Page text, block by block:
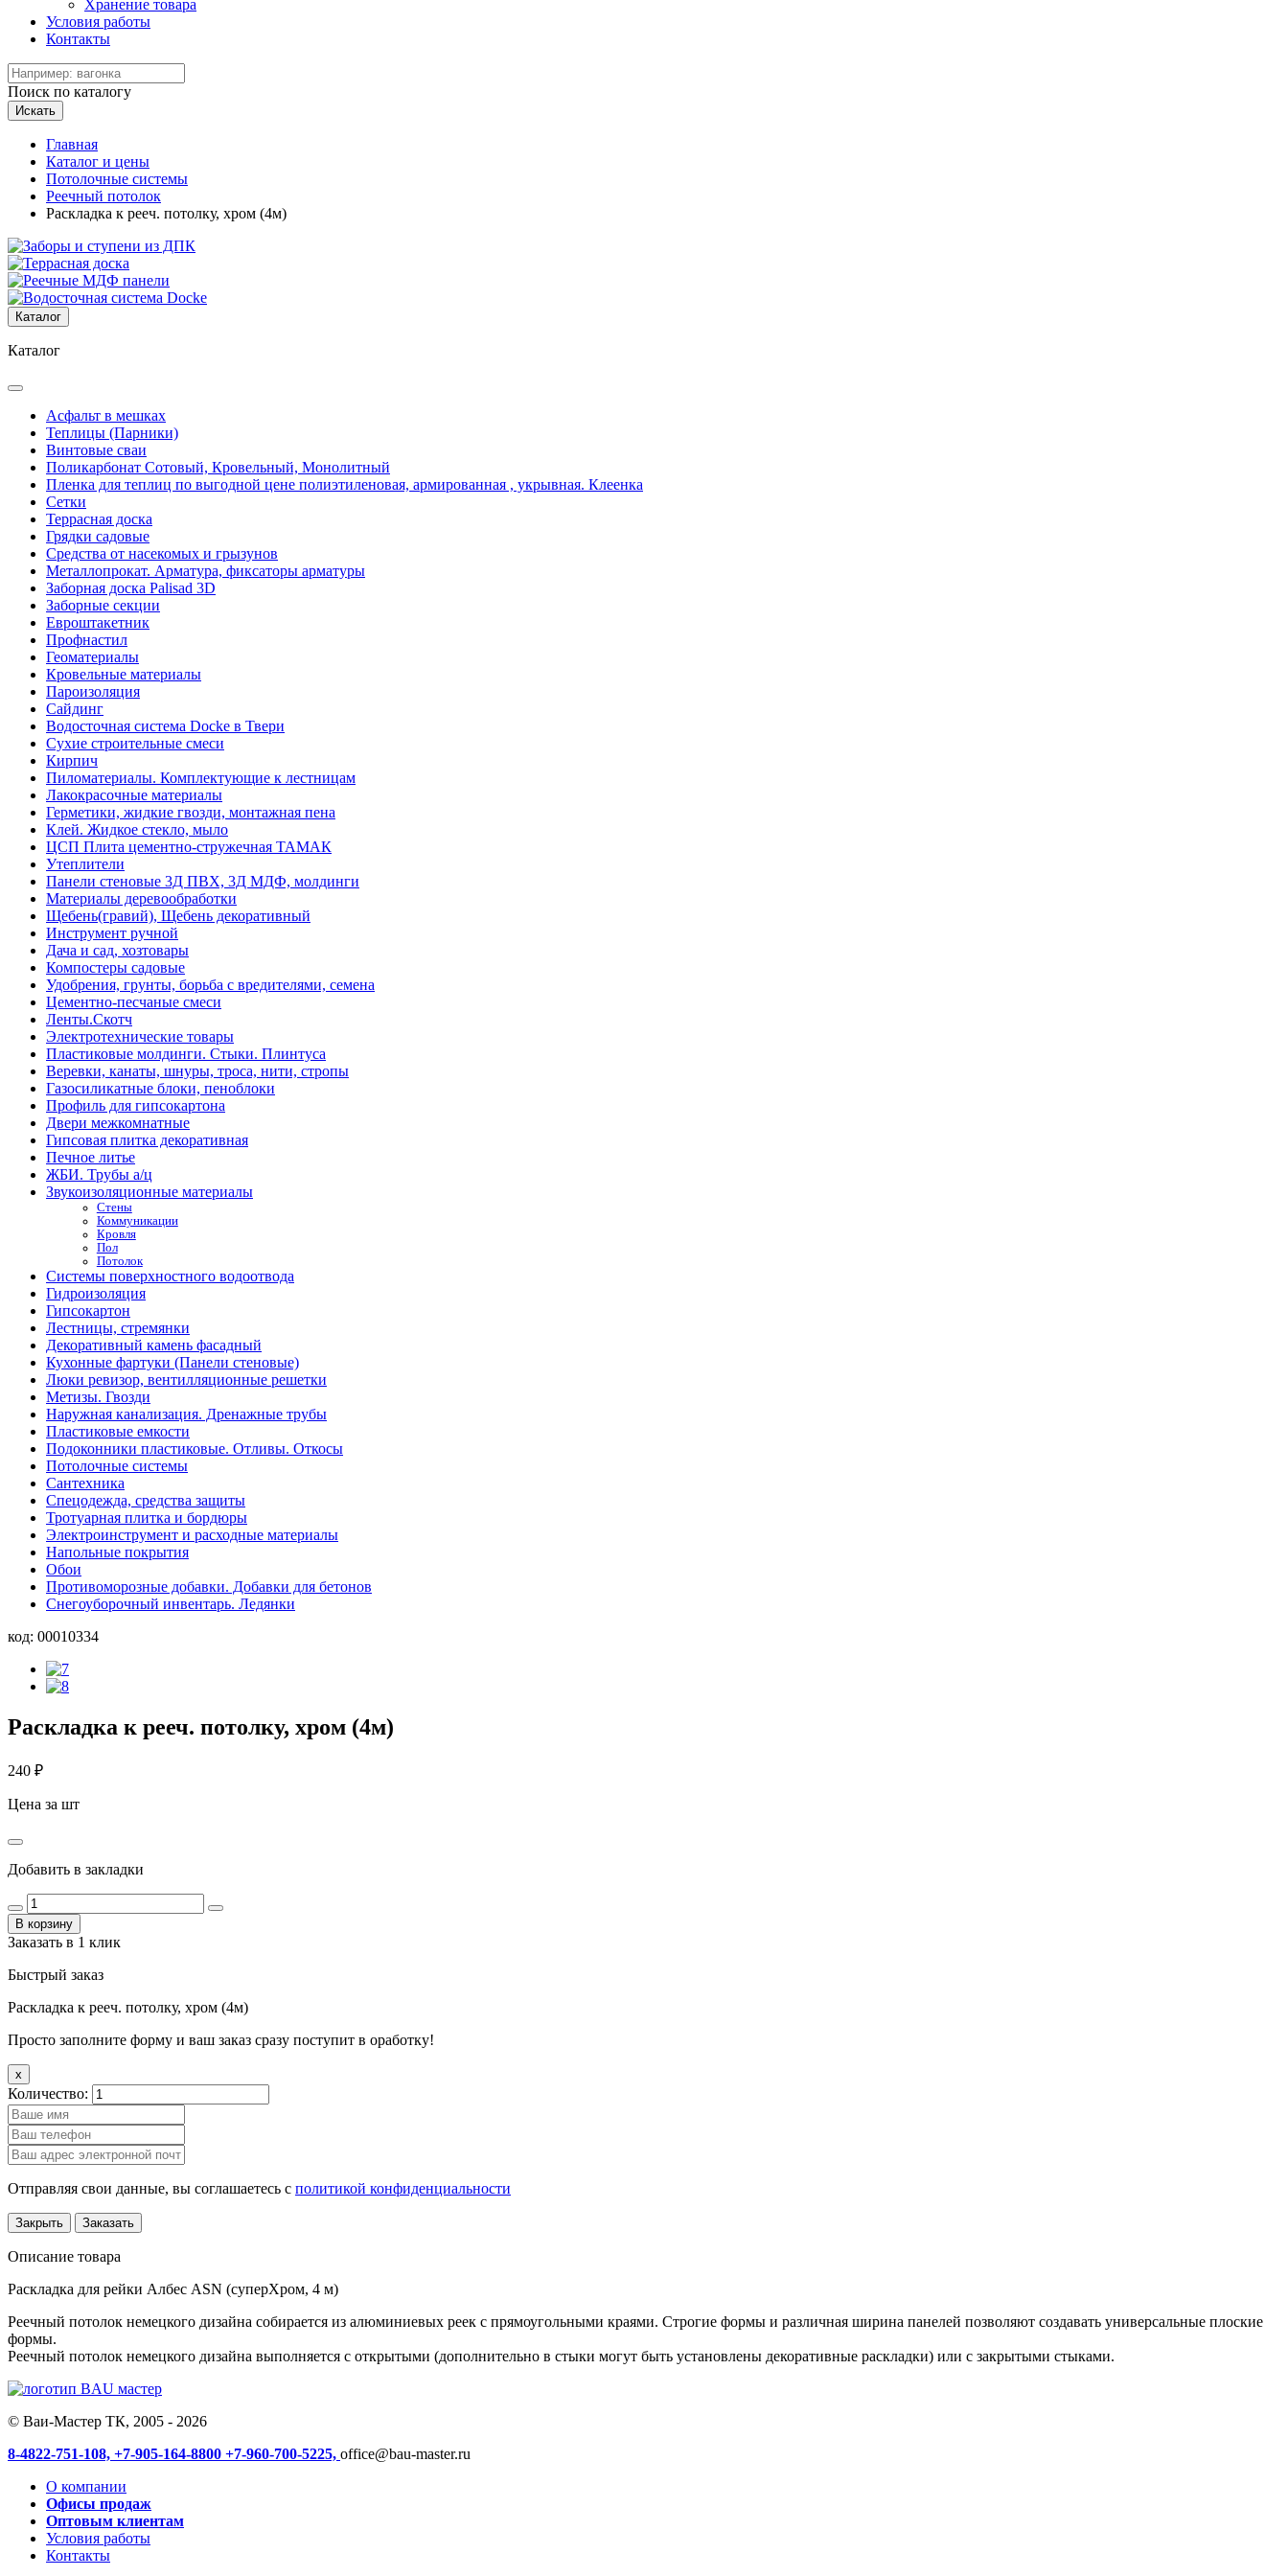
Хранение товара
Условия работы
Контакты
Поиск по каталогу
Искать
Главная
Каталог и цены
Потолочные системы
Реечный потолок
Раскладка к рееч. потолку, хром (4м)
Каталог
Каталог
Асфальт в мешках
Теплицы (Парники)
Винтовые сваи
Поликарбонат Сотовый, Кровельный, Монолитный
Пленка для теплиц по выгодной цене полиэтиленовая, армированная , укрывная. Клеенка
Сетки
Террасная доска
Грядки садовые
Средства от насекомых и грызунов
Металлопрокат. Арматура, фиксаторы арматуры
Заборная доска Palisad 3D
Заборные секции
Евроштакетник
Профнастил
Геоматериалы
Кровельные материалы
Пароизоляция
Сайдинг
Водосточная система Docke в Твери
Сухие строительные смеси
Кирпич
Пиломатериалы. Комплектующие к лестницам
Лакокрасочные материалы
Герметики, жидкие гвозди, монтажная пена
Клей. Жидкое стекло, мыло
ЦСП Плита цементно-стружечная ТАМАК
Утеплители
Панели стеновые 3Д ПВХ, 3Д МДФ, молдинги
Материалы деревообработки
Щебень(гравий), Щебень декоративный
Инструмент ручной
Дача и сад, хозтовары
Компостеры садовые
Удобрения, грунты, борьба с вредителями, семена
Цементно-песчаные смеси
Ленты.Скотч
Электротехнические товары
Пластиковые молдинги. Стыки. Плинтуса
Веревки, канаты, шнуры, троса, нити, стропы
Газосиликатные блоки, пеноблоки
Профиль для гипсокартона
Двери межкомнатные
Гипсовая плитка декоративная
Печное литье
ЖБИ. Трубы а/ц
Звукоизоляционные материалы
Стены
Коммуникации
Кровля
Пол
Потолок
Системы поверхностного водоотвода
Гидроизоляция
Гипсокартон
Лестницы, стремянки
Декоративный камень фасадный
Кухонные фартуки (Панели стеновые)
Люки ревизор, вентилляционные решетки
Метизы. Гвозди
Наружная канализация. Дренажные трубы
Пластиковые емкости
Подоконники пластиковые. Отливы. Откосы
Потолочные системы
Сантехника
Спецодежда, средства защиты
Тротуарная плитка и бордюры
Электроинструмент и расходные материалы
Напольные покрытия
Обои
Противоморозные добавки. Добавки для бетонов
Снегоуборочный инвентарь. Ледянки
код: 00010334
Раскладка к рееч. потолку, хром (4м)
240 ₽
Цена за шт
Добавить в закладки
В корзину
Заказать в 1 клик
Быстрый заказ
Раскладка к рееч. потолку, хром (4м)
Просто заполните форму и ваш заказ сразу поступит в оработку!
x
Количество:
Отправляя свои данные, вы соглашаетесь с политикой конфиденциальности
Закрыть Заказать
Описание товара
Раскладка для рейки Албес ASN (суперХром, 4 м)
Реечный потолок немецкого дизайна собирается из алюминиевых реек с прямоугольными краями. Строгие формы и различная ширина панелей позволяют создавать универсальные плоские
формы.
Реечный потолок немецкого дизайна выполняется с открытыми (дополнительно в стыки могут быть установлены декоративные раскладки) или с закрытыми стыками.
© Ваи-Мастер ТК, 2005 - 2026
8-4822-751-108, +7-905-164-8800 +7-960-700-5225, office@bau-master.ru
О компании
Офисы продаж
Оптовым клиентам
Условия работы
Контакты